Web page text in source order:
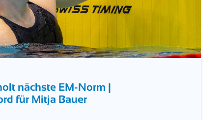
nächste EM-Norm |
für Mitja Bauer